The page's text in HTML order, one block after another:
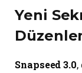
Yeni
Snapseed 3.0